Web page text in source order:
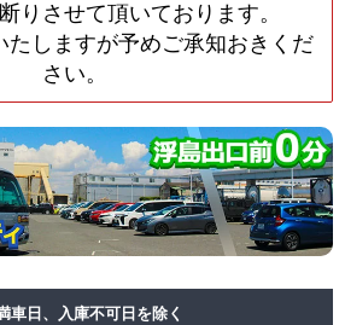
りさせて頂いております。
たしますが予めご承知おきくだ
さい。
車日、入庫不可日を除く